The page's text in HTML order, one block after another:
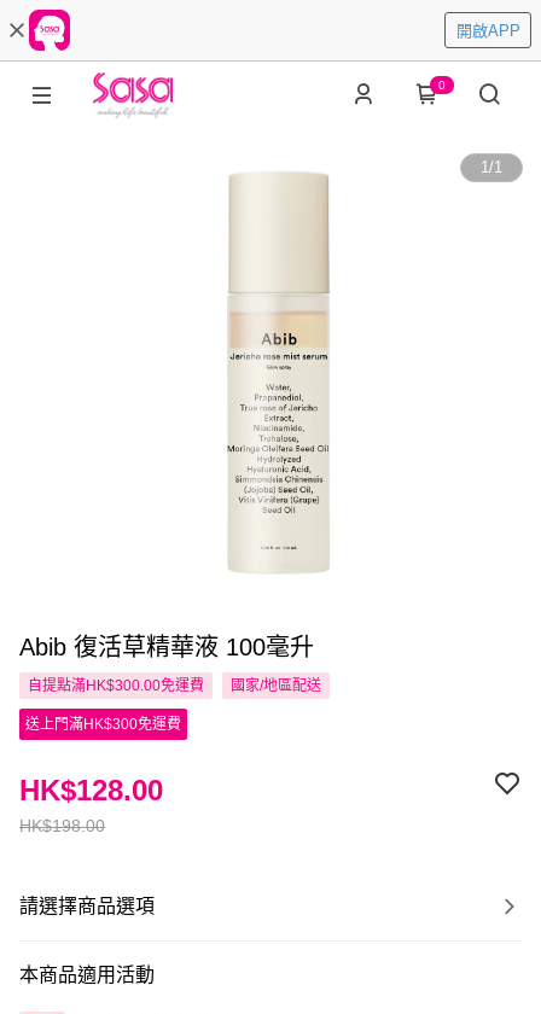
開啟APP
0
1/1
Abib 復活草精華液 100毫升
自提點滿HK$300.00免運費 國家/地區配送
送上門滿HK$300免運費
HK$198.00
HK$128.00
請選擇商品選項
本商品適用活動